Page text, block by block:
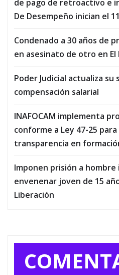
de pago de retroactivo e
De Desempeño inician el
Condenado a 30 años de
en asesinato de otro en El
Poder Judicial actualiza su
compensación salarial
INAFOCAM implementa
conforme a Ley 47-25
transparencia en
Imponen prisión a
envenenar joven de 15
Liberación